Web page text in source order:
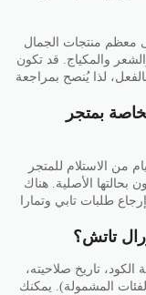
معظم منتجات الجمال
والمكياج. قد تكون
لذا يُنصح بمراجعة
بمتجر
لك ناتشورال تاتش إرجاع المنتجات خلال 7 أيام من الاستلام للمتجر
أن تكون بحالتها الأصلية. هناك
طلبات تابي وتمارا
تاريخ صلاحيته،
المشمولة). يمكنك